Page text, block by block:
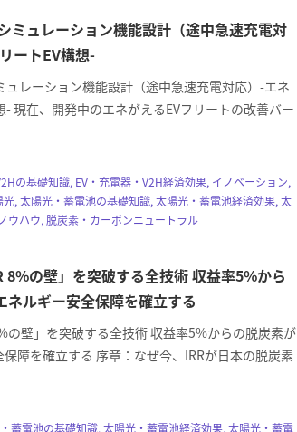
ミュレーション機能設計（途中急速充電対
ートEV構想-
ュレーション機能設計（途中急速充電対応）-エネ
- 現在、開発中のエネがえるEVフリートの改善バー
の基礎知識, EV・充電器・V2H経済効果, イノベーション,
光, 太陽光・蓄電池の基礎知識, 太陽光・蓄電池経済効果, 太
ウハウ, 脱炭素・カーボンニュートラル
8%の壁」を突破する全技術 収益率5%から
ネルギー安全保障を確立する
の壁」を突破する全技術 収益率5%からの脱炭素が
障を確立する 序章：なぜ今、IRRが日本の脱炭素
蓄電池の基礎知識, 太陽光・蓄電池経済効果, 太陽光・蓄電